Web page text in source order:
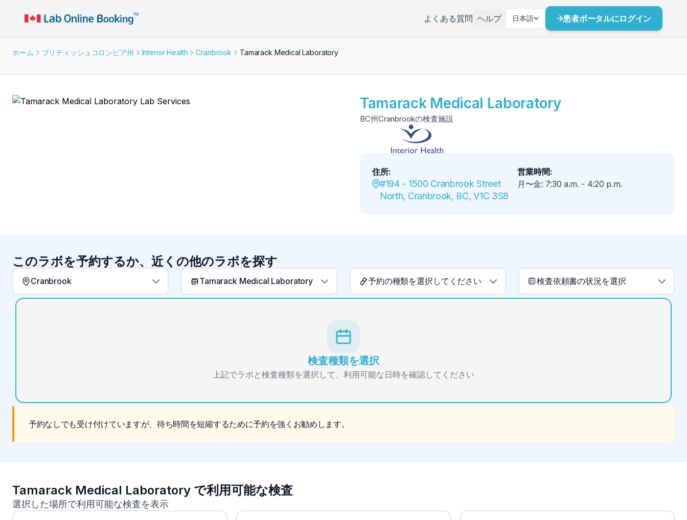
よくある質問 ヘルプ 日本語 患者ポータルにログイン
ホーム ブリティッシュコロンビア州 Interior Health Cranbrook Tamarack Medical Laboratory
Tamarack Medical Laboratory
BC州Cranbrookの検査施設
住所:
#194 - 1500 Cranbrook Street
North, Cranbrook, BC, V1C 3S8
営業時間:
月〜金: 7:30 a.m. - 4:20 p.m.
このラボを予約するか、近くの他のラボを探す
Cranbrook Tamarack Medical Laboratory 予約の種類を選択してください 検査依頼書の状況を選択
検査種類を選択
上記でラボと検査種類を選択して、利用可能な日時を確認してください
予約なしでも受け付けていますが、待ち時間を短縮するために予約を強くお勧めします。
Tamarack Medical Laboratory で利用可能な検査
選択した場所で利用可能な検査を表示